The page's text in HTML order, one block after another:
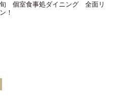
旬 個室食事処ダイニング 全面リ
！